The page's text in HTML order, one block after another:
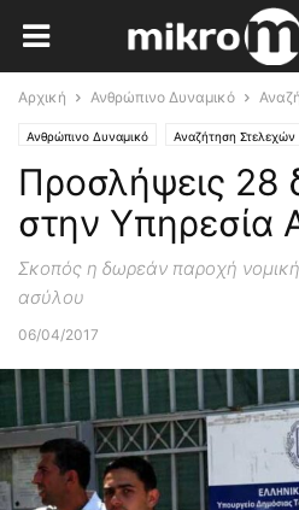
Αρχική Ανθρώπινο Δυναμικό
Ανθρώπινο Δυναμικό Αναζήτηση Στελεχών
Προσλήψεις 28
στην Υπηρεσία
Σκοπός η δωρεάν παροχή
ασύλου
06/04/2017